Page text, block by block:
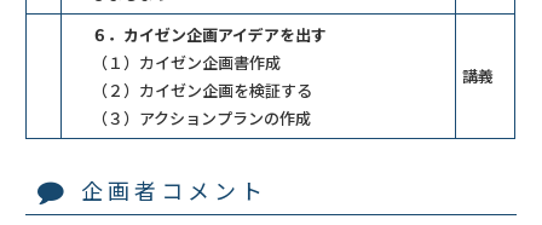
６．カイゼン企画アイデアを出す
（１）カイゼン企画書作成
（２）カイゼン企画を検証する
（３）アクションプランの作成
講義
企画者コメント